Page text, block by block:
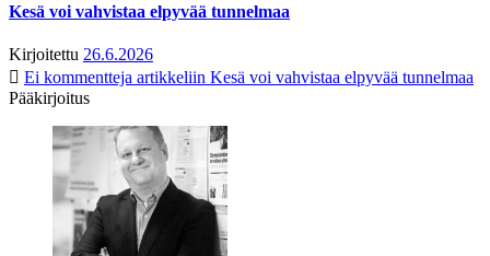
Kesä voi vahvistaa elpyvää tunnelmaa
Kirjoitettu 26.6.2026
Ei kommentteja artikkeliin Kesä voi vahvistaa elpyvää tunnelmaa
Pääkirjoitus